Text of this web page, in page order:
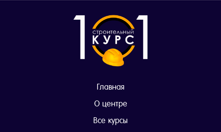
Главная
О центре
Все курсы